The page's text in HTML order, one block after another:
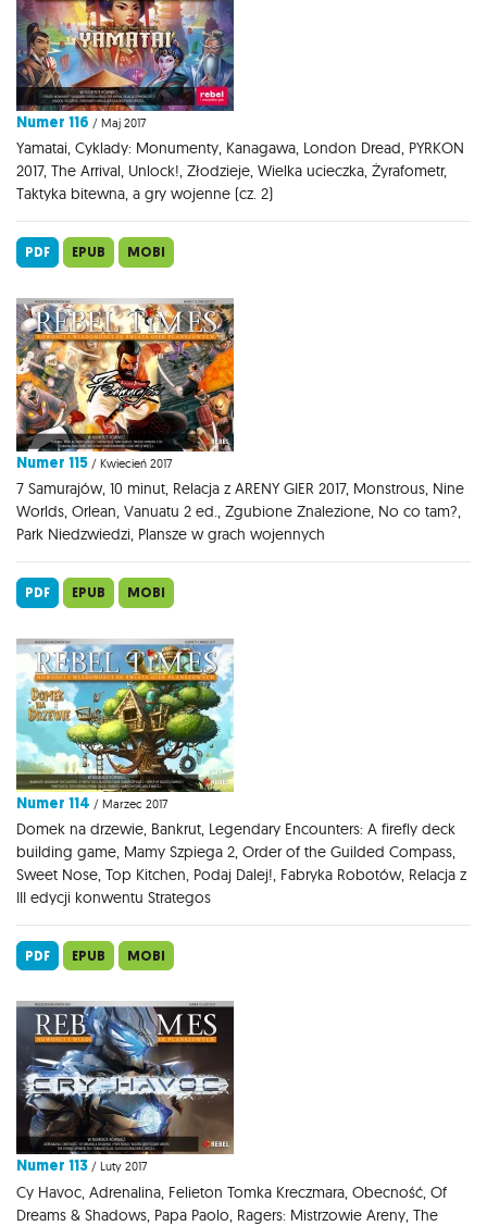
Numer 116 / Maj 2017
Yamatai, Cyklady: Monumenty, Kanagawa, London Dread, PYRKON
2017, The Arrival, Unlock!, Złodzieje, Wielka ucieczka, Żyrafometr,
Taktyka bitewna, a gry wojenne (cz. 2)
PDF EPUB MOBI
Numer 115 / Kwiecień 2017
7 Samurajów, 10 minut, Relacja z ARENY GIER 2017, Monstrous, Nine
Worlds, Orlean, Vanuatu 2 ed., Zgubione Znalezione, No co tam?,
Park Niedzwiedzi, Plansze w grach wojennych
PDF EPUB MOBI
Numer 114 / Marzec 2017
Domek na drzewie, Bankrut, Legendary Encounters: A firefly deck
building game, Mamy Szpiega 2, Order of the Guilded Compass,
Sweet Nose, Top Kitchen, Podaj Dalej!, Fabryka Robotów, Relacja z
III edycji konwentu Strategos
PDF EPUB MOBI
Numer 113 / Luty 2017
Cy Havoc, Adrenalina, Felieton Tomka Kreczmara, Obecność, Of
Dreams & Shadows, Papa Paolo, Ragers: Mistrzowie Areny, The